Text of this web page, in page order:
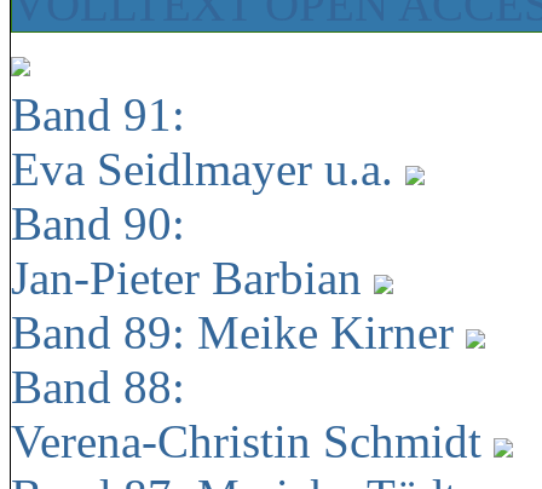
Band 91:
Eva Seidlmayer u.a.
Band 90:
Jan-Pieter Barbian
Band 89: Meike Kirner
Band 88:
Verena-Christin Schmidt